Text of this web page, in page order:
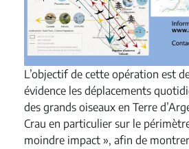
L’objectif de cette opération est
évidence les déplacements
des grands oiseaux en Terre
Crau en particulier sur le
moindre impact », afin de